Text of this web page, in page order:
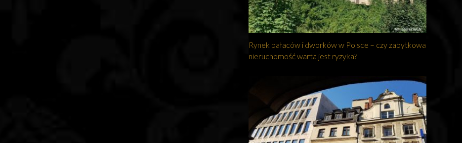
Rynek pałaców i dworków w Polsce – czy zabytkowa
nieruchomość warta jest ryzyka?